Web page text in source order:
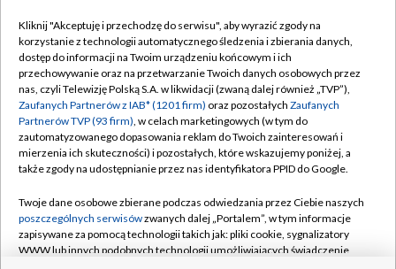
TVP
Abonament TVP
Sklep TVP
Biuro Reklamy
Oferta Handlowa
Emisja w TVP
Rada Programowa
Regulamin TVP
Polityka prywatności
Moje zgody
Biuro reklamy
Kanały
Kliknij "Akceptuję i przechodzę do serwisu", aby wyrazić zgody na
korzystanie z technologii automatycznego śledzenia i zbierania danych,
dostęp do informacji na Twoim urządzeniu końcowym i ich
przechowywanie oraz na przetwarzanie Twoich danych osobowych przez
nas, czyli Telewizję Polską S.A. w likwidacji (zwaną dalej również „TVP”),
Zaufanych Partnerów z IAB* (1201 firm) oraz pozostałych Zaufanych
Partnerów TVP (93 firm), w celach marketingowych (w tym do
zautomatyzowanego dopasowania reklam do Twoich zainteresowań i
mierzenia ich skuteczności) i pozostałych, które wskazujemy poniżej, a
także zgody na udostępnianie przez nas identyfikatora PPID do Google.
Twoje dane osobowe zbierane podczas odwiedzania przez Ciebie naszych
poszczególnych serwisówzwanych dalej „Portalem”, w tym informacje
zapisywane za pomocą technologii takich jak: pliki cookie, sygnalizatory
WWW lub innych podobnych technologii umożliwiających świadczenie